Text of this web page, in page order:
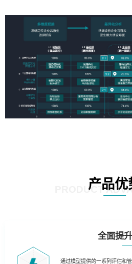
产品优
PRODUCT
全面提
通过模型提供的一系列评估和